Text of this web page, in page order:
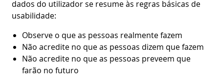
dados do utilizador se resume às regras básicas de
usabilidade:
Observe o que as pessoas realmente fazem
Não acredite no que as pessoas dizem que fazem
Não acredite no que as pessoas preveem que
farão no futuro